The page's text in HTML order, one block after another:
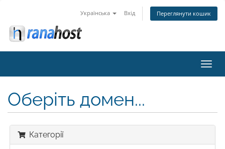
Українська Вхід Переглянути кошик
Оберіть домен...
Категорії